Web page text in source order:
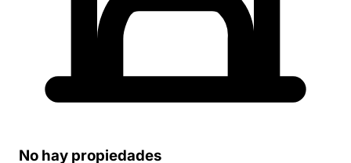
No hay propiedades